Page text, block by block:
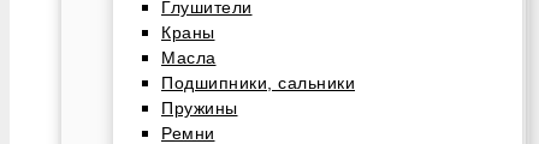
Глушители
Краны
Масла
Подшипники, сальники
Пружины
Ремни